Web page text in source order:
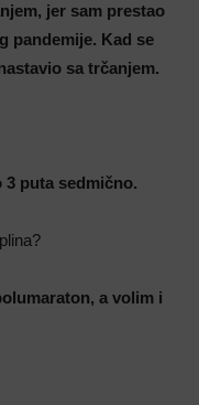
jer sam prestao
pandemije. Kad se
sa trčanjem.
3 puta sedmično.
a volim i